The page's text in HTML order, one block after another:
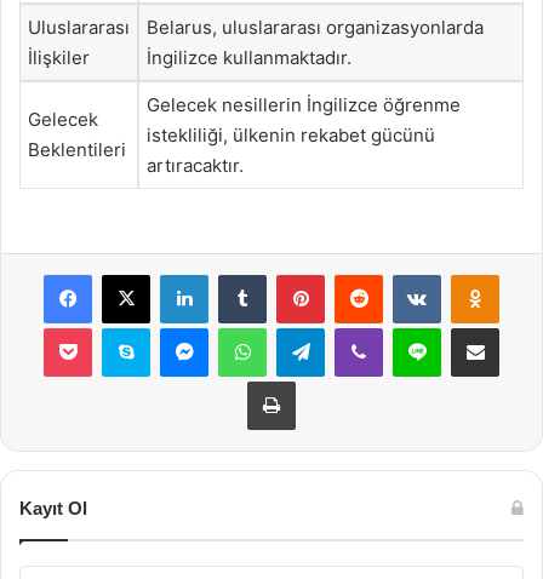
Uluslararası
İlişkiler
Belarus, uluslararası organizasyonlarda
İngilizce kullanmaktadır.
Gelecek
Beklentileri
Gelecek nesillerin İngilizce öğrenme
istekliliği, ülkenin rekabet gücünü
artıracaktır.
Facebook
X LinkedInTumblr PinterestReddit VKontakte
Pocket Skype MessengerWhatsAppTelegramViber Line E-Posta ile
Yazdır
Kayıt Ol